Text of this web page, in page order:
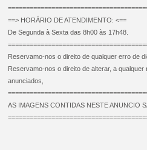
==> HORÁRIO DE ATENDIMENTO: <==
De Segunda à Sexta das 8h00 às 17h48.
Reservamo-nos o direito de qualquer erro de
Reservamo-nos o direito de alterar, a
anunciados,
AS IMAGENS CONTIDAS NESTE ANUNCIO